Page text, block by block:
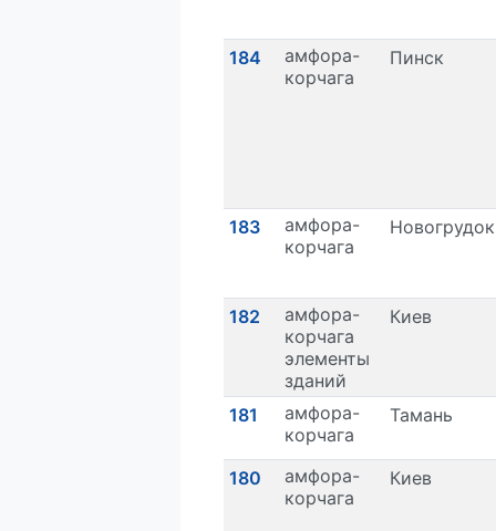
184
амфора-
корчага
Пинск
183
амфора-
корчага
Новогрудок
182
амфора-
корчага
элементы
зданий
Киев
181
амфора-
корчага
Тамань
180
амфора-
корчага
Киев